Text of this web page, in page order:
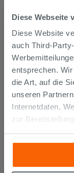
Diese Webseite
Diese Website
auch Third-
entsprechen.
die Art, auf die
unseren
Internetdaten,
zur
anderen
die sie aufgrund
gesammelt